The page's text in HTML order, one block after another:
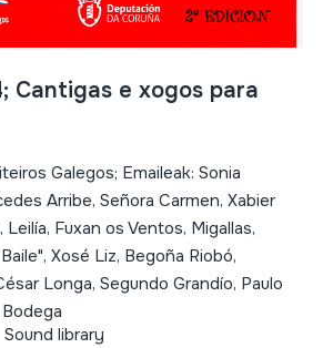
Cantigas e xogos para
Galegos; Emaileak: Sonia
Arribe, Señora Carmen, Xabier
Leilía, Fuxan os Ventos, Migallas,
Xosé Liz, Begoña Riobó,
Longa, Segundo Grandío, Paulo
Sound library